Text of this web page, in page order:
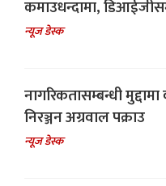
कमाउधन्दामा,
न्यूज डेस्क
नागरिकतासम्बन्धी
निरञ्जन अग्रवाल पक्राउ
न्यूज डेस्क